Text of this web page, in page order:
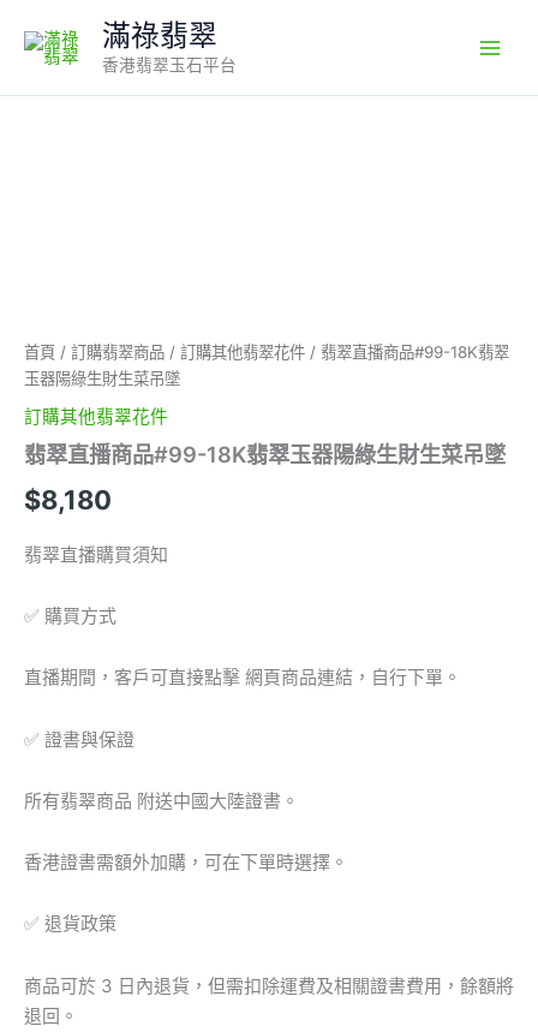
content
滿祿翡翠
香港翡翠玉石平台
首頁 / 訂購翡翠商品 / 訂購其他翡翠花件 / 翡翠直播商品#99-18K翡翠
玉器陽綠生財生菜吊墜
訂購其他翡翠花件
翡翠直播商品#99-18K翡翠玉器陽綠生財生菜吊墜
$8,180
翡翠直播購買須知
✅ 購買方式
直播期間，客戶可直接點擊 網頁商品連結，自行下單。
✅ 證書與保證
所有翡翠商品 附送中國大陸證書。
香港證書需額外加購，可在下單時選擇。
✅ 退貨政策
商品可於 3 日內退貨，但需扣除運費及相關證書費用，餘額將
退回。
翠
玉
器
陽
綠
財
菜
數